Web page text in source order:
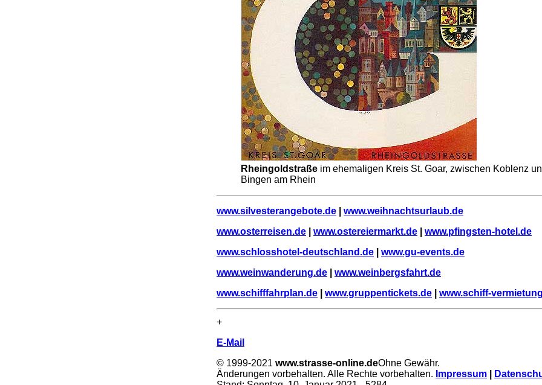
Rheingoldstraße im ehemaligen Kreis St. Goar, zwischen Koblenz
Bingen am Rhein
www.silvesterangebote.de
www.weihnachtsurlaub.de
www.osterreisen.de
www.ostereiermarkt.de
www.pfingsten-hotel.de
www.schlosshotel-deutschland.de
www.gu-events.de
www.weinwanderung.de
www.weinbergsfahrt.de
www.schifffahrplan.de
www.gruppentickets.de www.schiff-
+
E-Mail
© 1999-2021 www.strasse-online.deOhne Gewähr.
Änderungen vorbehalten. Alle Rechte vorbehalten. Impressum